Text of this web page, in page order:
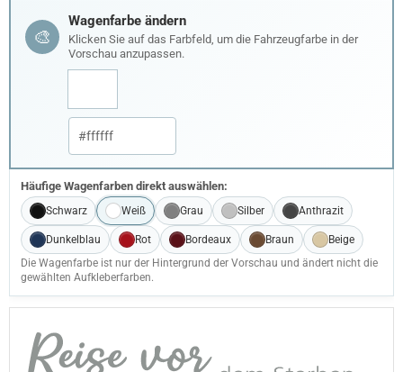
🎨
Wagenfarbe ändern
Klicken Sie auf das Farbfeld, um die Fahrzeugfarbe in der
Vorschau anzupassen.
Häufige Wagenfarben direkt auswählen:
Schwarz Weiß Grau Silber Anthrazit
Dunkelblau Rot Bordeaux Braun
Beige
Die Wagenfarbe ist nur der Hintergrund der Vorschau und ändert nicht die
gewählten Aufkleberfarben.